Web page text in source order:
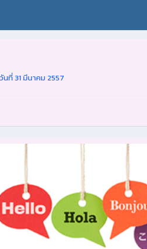
ที่ 31 มีนาคม 2557